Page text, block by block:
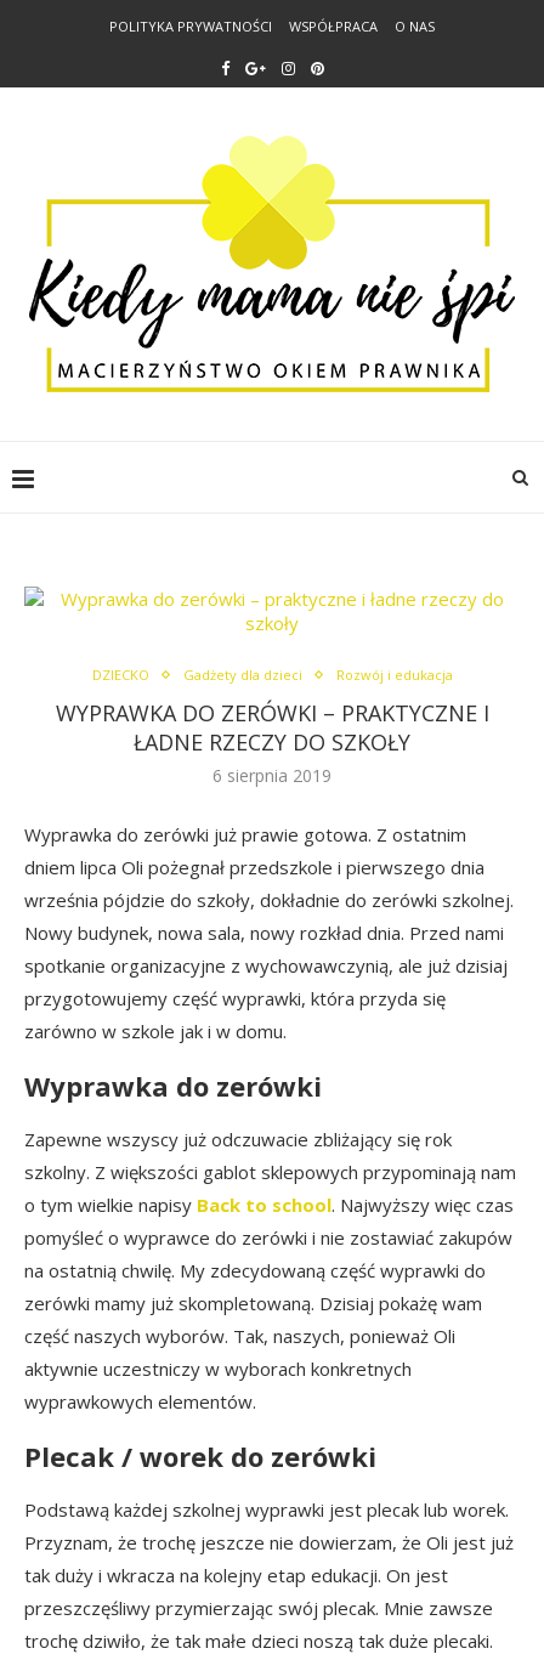
POLITYKA PRYWATNOŚCI WSPÓŁPRACA O NAS
DZIECKO Gadżety dla dzieci Rozwój i edukacja
WYPRAWKA DO ZERÓWKI – PRAKTYCZNE I
ŁADNE RZECZY DO SZKOŁY
6 sierpnia 2019
Wyprawka do zerówki już prawie gotowa. Z ostatnim
dniem lipca Oli pożegnał przedszkole i pierwszego dnia
września pójdzie do szkoły, dokładnie do zerówki szkolnej.
Nowy budynek, nowa sala, nowy rozkład dnia. Przed nami
spotkanie organizacyjne z wychowawczynią, ale już dzisiaj
przygotowujemy część wyprawki, która przyda się
zarówno w szkole jak i w domu.
Wyprawka do zerówki
Zapewne wszyscy już odczuwacie zbliżający się rok
szkolny. Z większości gablot sklepowych przypominają nam
o tym wielkie napisy Back to school. Najwyższy więc czas
pomyśleć o wyprawce do zerówki i nie zostawiać zakupów
na ostatnią chwilę. My zdecydowaną część wyprawki do
zerówki mamy już skompletowaną. Dzisiaj pokażę wam
część naszych wyborów. Tak, naszych, ponieważ Oli
aktywnie uczestniczy w wyborach konkretnych
wyprawkowych elementów.
Plecak / worek do zerówki
Podstawą każdej szkolnej wyprawki jest plecak lub worek.
Przyznam, że trochę jeszcze nie dowierzam, że Oli jest już
tak duży i wkracza na kolejny etap edukacji. On jest
przeszczęśliwy przymierzając swój plecak. Mnie zawsze
trochę dziwiło, że tak małe dzieci noszą tak duże plecaki.